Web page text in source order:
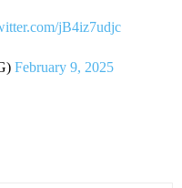
jB4iz7udjc
February 9, 2025